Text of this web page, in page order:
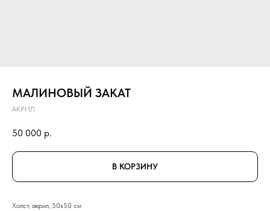
МАЛИНОВЫЙ ЗАКАТ
АКРИЛ
50 000 р.
В КОРЗИНУ
Холст, акрил, 50x50 см